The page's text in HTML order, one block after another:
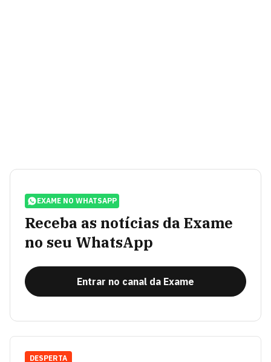
EXAME NO WHATSAPP
Receba as notícias da Exame
no seu WhatsApp
Entrar no canal da Exame
DESPERTA